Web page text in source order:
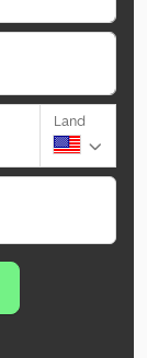
Land